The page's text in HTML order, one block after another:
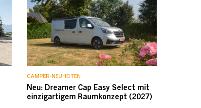
CAMPER-NEUHEITEN
Neu: Dreamer Cap Easy Select mit
einzigartigem Raumkonzept (2027)